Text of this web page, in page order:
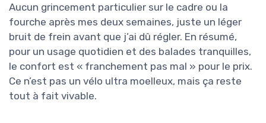
Aucun grincement particulier sur le cadre ou la
fourche après mes deux semaines, juste un léger
bruit de frein avant que j’ai dû régler. En résumé,
pour un usage quotidien et des balades tranquilles,
le confort est « franchement pas mal » pour le prix.
Ce n’est pas un vélo ultra moelleux, mais ça reste
tout à fait vivable.